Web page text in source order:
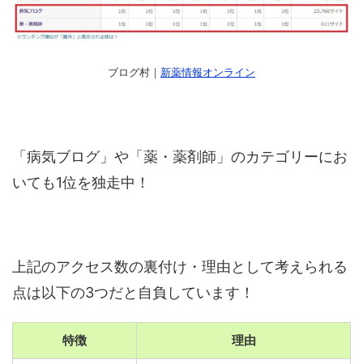
ブログ村｜ 新薬情報オンライン
「病気ブログ」や「薬・薬剤師」のカテゴリーにお
いても1位を独走中！
上記のアクセス数の裏付け・理由として考えられる
点は以下の3つだと自負しています！
特徴 理由